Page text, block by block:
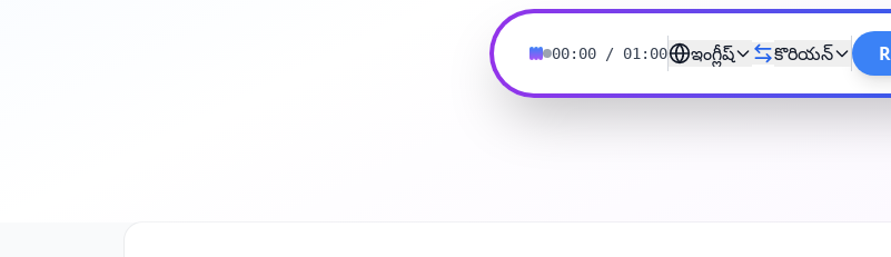
00:00/ 01:00 ఇంగ్లీష్ కొరియన్